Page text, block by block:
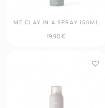
ME CLAY IN A SPRAY 150ML
19,90€